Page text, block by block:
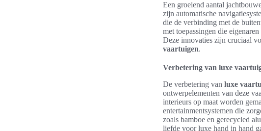
Een groeiend aantal
zijn automatische
die de verbinding met de
met toepassingen die
Deze innovaties zijn cruciaal
vaartuigen.
Verbetering van luxe
De verbetering van luxe
ontwerpelementen van deze
interieurs op maat worden
entertainmentsystemen die
zoals bamboe en gerecycled
liefde voor luxe hand in hand